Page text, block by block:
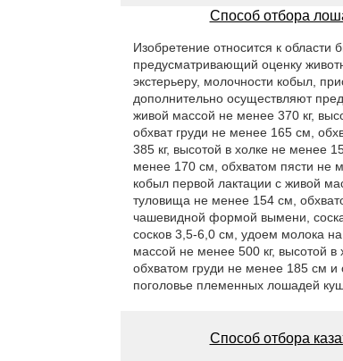
Способ отбора
Изобретение относится к области
предусматривающий оценку
экстерьеру, молочности кобыл,
дополнительно осуществляют
живой массой не менее 370 кг,
обхват груди не менее 165 см,
385 кг, высотой в холке не менее
менее 170 см, обхватом пясти не
кобыл первой лактации с живой
туловища не менее 154 см,
чашевидной формой вымени,
сосков 3,5-6,0 см, удоем молока
массой не менее 500 кг, высотой
обхватом груди не менее 185 см и
поголовье племенных лошадей
Способ отбора